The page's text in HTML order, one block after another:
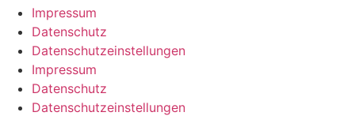
Impressum
Datenschutz
Datenschutzeinstellungen
Impressum
Datenschutz
Datenschutzeinstellungen